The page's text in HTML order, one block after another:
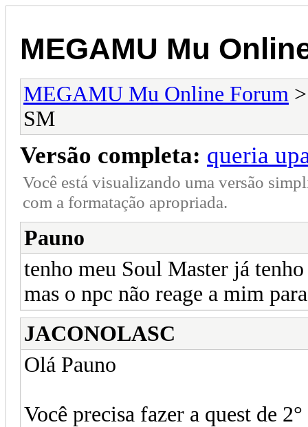
MEGAMU Mu
MEGAMU Mu Online Forum
SM
Versão completa: queria
Você está visualizando uma versão
com a formatação apropriada.
Pauno
tenho meu Soul Master já
mas o npc não reage a mim
JACONOLASC
Olá Pauno
Você precisa fazer a quest de